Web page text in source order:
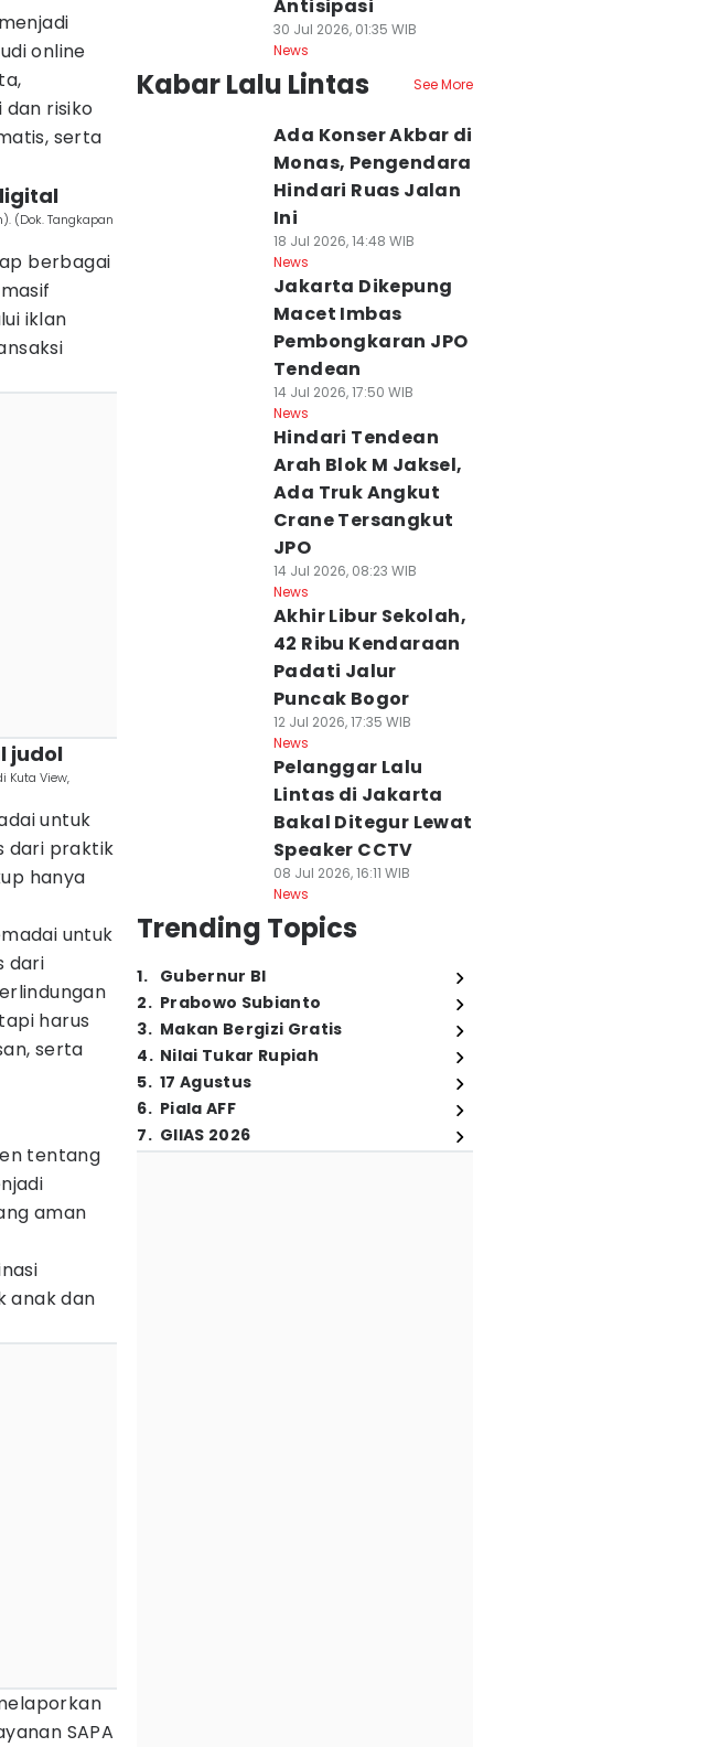
online
risiko
serta
(Dok. Tangkapan
berbagai
iklan
judol
Kuta View,
untuk
dari praktik
hanya
untuk
dari
harus
serta
tentang
aman
anak dan
SAPA
Antisipasi
30 Jul 2026, 01:35 WIB
News
Kabar Lalu Lintas See More
Ada Konser Akbar di
Monas, Pengendara
Hindari Ruas Jalan
Ini
18 Jul 2026, 14:48 WIB
News
Jakarta Dikepung
Macet Imbas
Pembongkaran JPO
Tendean
14 Jul 2026, 17:50 WIB
News
Hindari Tendean
Arah Blok M Jaksel,
Ada Truk Angkut
Crane Tersangkut
JPO
14 Jul 2026, 08:23 WIB
News
Akhir Libur Sekolah,
42 Ribu Kendaraan
Padati Jalur
Puncak Bogor
12 Jul 2026, 17:35 WIB
News
Pelanggar Lalu
Lintas di Jakarta
Bakal Ditegur Lewat
Speaker CCTV
08 Jul 2026, 16:11 WIB
News
Trending Topics
1. Gubernur BI
2. Prabowo Subianto
3. Makan Bergizi Gratis
4. Nilai Tukar Rupiah
5. 17 Agustus
6. Piala AFF
7. GIIAS 2026